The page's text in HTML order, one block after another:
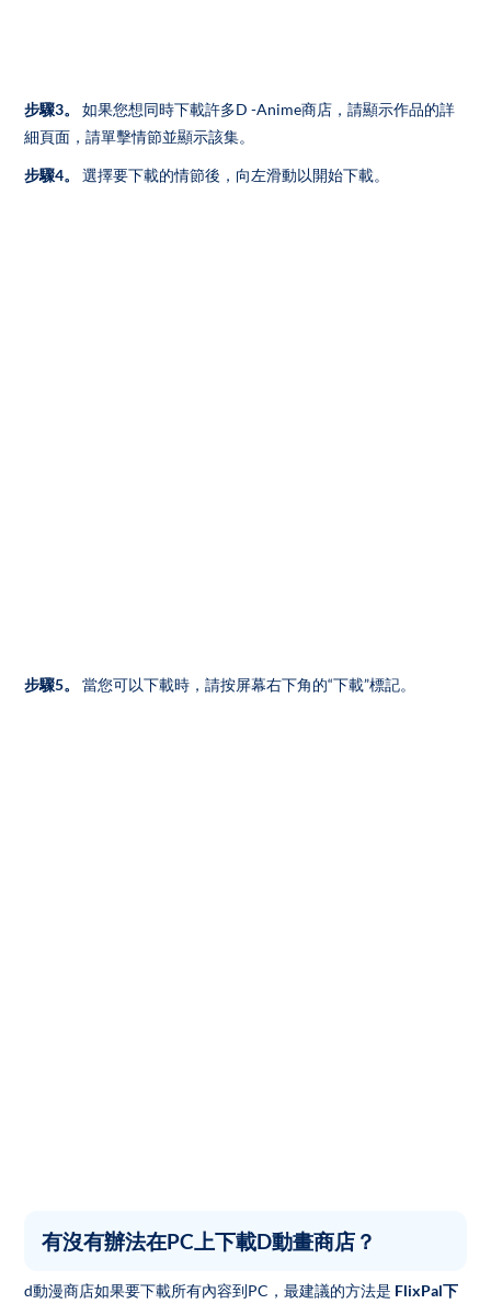
步驟3。如果您想同時下載許多D -Anime商店，請顯示作品的詳
細頁面，請單擊情節並顯示該集。
步驟4。選擇要下載的情節後，向左滑動以開始下載。
步驟5。當您可以下載時，請按屏幕右下角的“下載”標記。
有沒有辦法在PC上下載D動畫商店？
d動漫商店如果要下載所有內容到PC，最建議的方法是 FlixPal下